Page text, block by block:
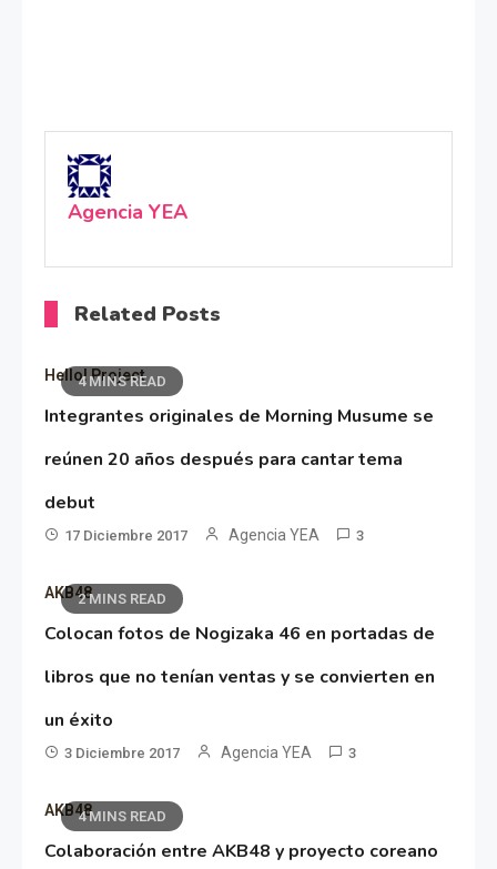
Agencia YEA
Related Posts
4 MINS READ
Hello! Project
Integrantes originales de Morning Musume se
reúnen 20 años después para cantar tema
debut
17 Diciembre 2017 Agencia YEA 3
2 MINS READ
AKB48
Colocan fotos de Nogizaka 46 en portadas de
libros que no tenían ventas y se convierten en
un éxito
3 Diciembre 2017 Agencia YEA 3
4 MINS READ
AKB48
Colaboración entre AKB48 y proyecto coreano